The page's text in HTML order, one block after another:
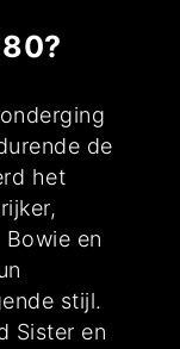
de
het
en
stijl.
Sister en